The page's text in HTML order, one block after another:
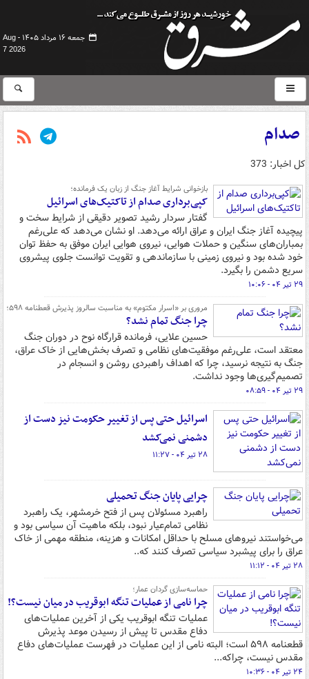
جمعه ۱۶ مرداد ۱۴۰۵ -
Aug
7 2026
صدام
کل اخبار: 373
بازخوانی شرایط آغاز جنگ از زبان یک فرمانده؛
کپی‌برداری صدام از تاکتیک‌های اسرائیل
گفتار سردار رشید تصویر دقیقی از شرایط سخت و
پیچیده آغاز جنگ ایران و عراق ارائه می‌دهد. او نشان می‌دهد که علی‌رغم
بمباران‌های سنگین و حملات هوایی، نیروی هوایی ایران موفق به حفظ توان
خود شده بود و نیروی زمینی با سازماندهی و تقویت توانست جلوی پیشروی
سریع دشمن را بگیرد.
۲۹ تیر ۰۴ - ۱۰:۰۶
مروری بر «اسرار مکتوم» به مناسبت سالروز پذیرش قعطنامه ۵۹۸؛
چرا جنگ تمام نشد؟
حسین علایی، فرمانده قرارگاه نوح در دوران جنگ
معتقد است، علی‌رغم موفقیت‌های نظامی و تصرف بخش‌هایی از خاک عراق،
جنگ به نتیجه نرسید، چرا که اهداف راهبردی روشن و انسجام در
تصمیم‌گیری‌ها وجود نداشت.
۲۹ تیر ۰۴ - ۰۸:۵۹
اسرائیل حتی پس از تغییر حکومت نیز دست از
دشمنی نمی‌کشد
۲۸ تیر ۰۴ - ۱۱:۲۷
چرایی پایان جنگ تحمیلی
راهبرد مسئولان پس از فتح خرمشهر، یک راهبرد
نظامی تمام‌عیار نبود، بلکه ماهیت آن سیاسی بود و
می‌خواستند نیروهای مسلح با حداقل امکانات و هزینه، منطقه مهمی از خاک
عراق را برای پیشبرد سیاسی تصرف کنند که..
۲۸ تیر ۰۴ - ۱۱:۱۲
حماسه‌سازی گردان عمار؛
چرا نامی از عملیات تنگه ابوقریب در میان نیست؟!
عملیات تنگه ابوقریب یکی از آخرین عملیات‌های
دفاع مقدس تا پیش از رسیدن موعد پذیرش
قطعنامه ۵۹۸ است؛ البته نامی از این عملیات در فهرست عملیات‌های دفاع
مقدس نیست، چراکه...
۲۴ تیر ۰۴ - ۱۰:۳۶